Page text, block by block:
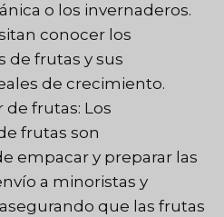
o los invernaderos.
conocer los
de frutas y sus
de crecimiento.
frutas: Los
frutas son
empacar y preparar las
a minoristas y
que las frutas